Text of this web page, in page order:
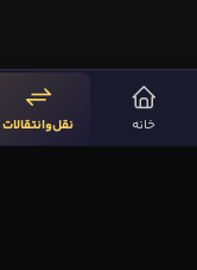
خانه نقل‌وانتقالات